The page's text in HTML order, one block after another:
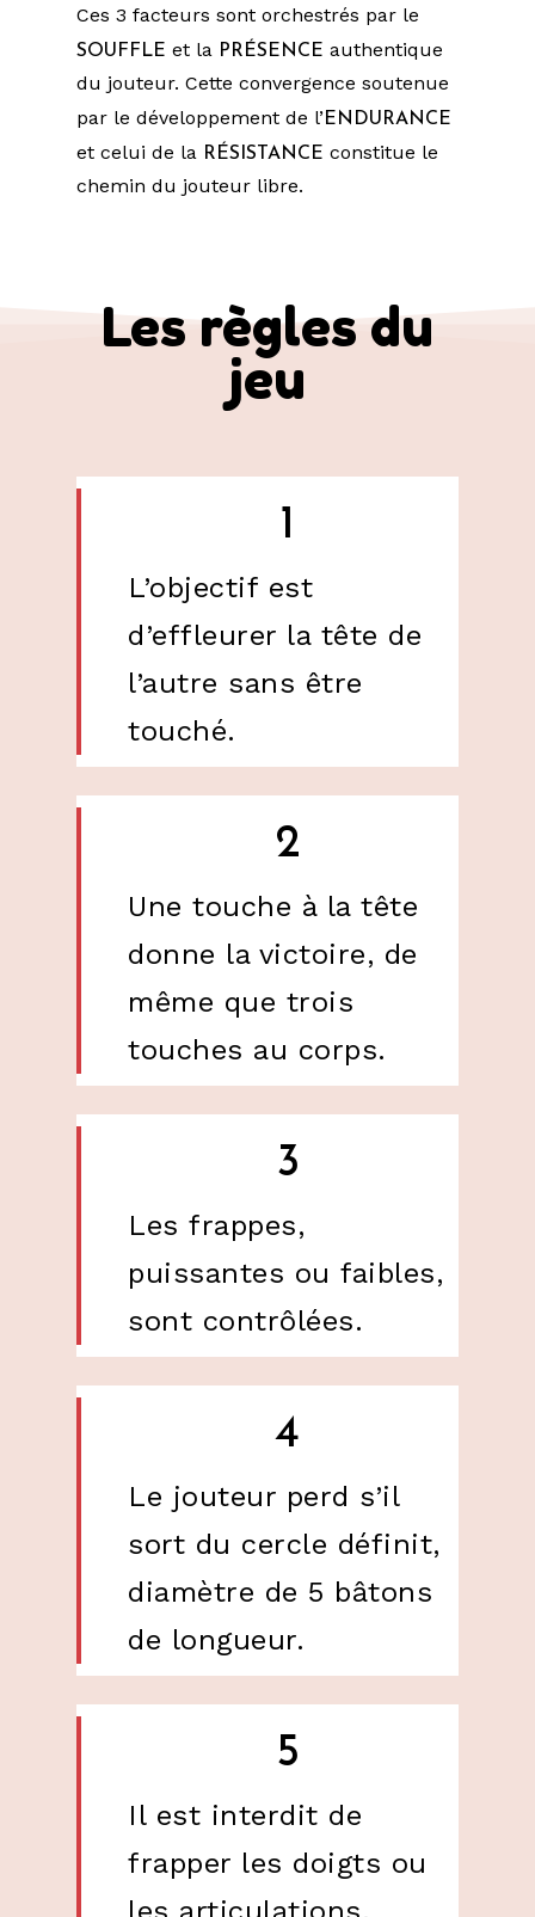
Ces 3 facteurs sont orchestrés par le
SOUFFLE et la PRÉSENCE authentique
du jouteur. Cette convergence soutenue
par le développement de l’ENDURANCE
et celui de la RÉSISTANCE constitue le
chemin du jouteur libre.
Les règles du
jeu
1
L’objectif est
d’effleurer la tête de
l’autre sans être
touché.
2
Une touche à la tête
donne la victoire, de
même que trois
touches au corps.
3
Les frappes,
puissantes ou faibles,
sont contrôlées.
4
Le jouteur perd s’il
sort du cercle définit,
diamètre de 5 bâtons
de longueur.
5
Il est interdit de
frapper les doigts ou